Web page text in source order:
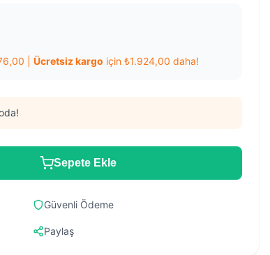
Ücretsiz kargo için ₺1.924,00 daha!
Sepete Ekle
Güvenli Ödeme
Paylaş